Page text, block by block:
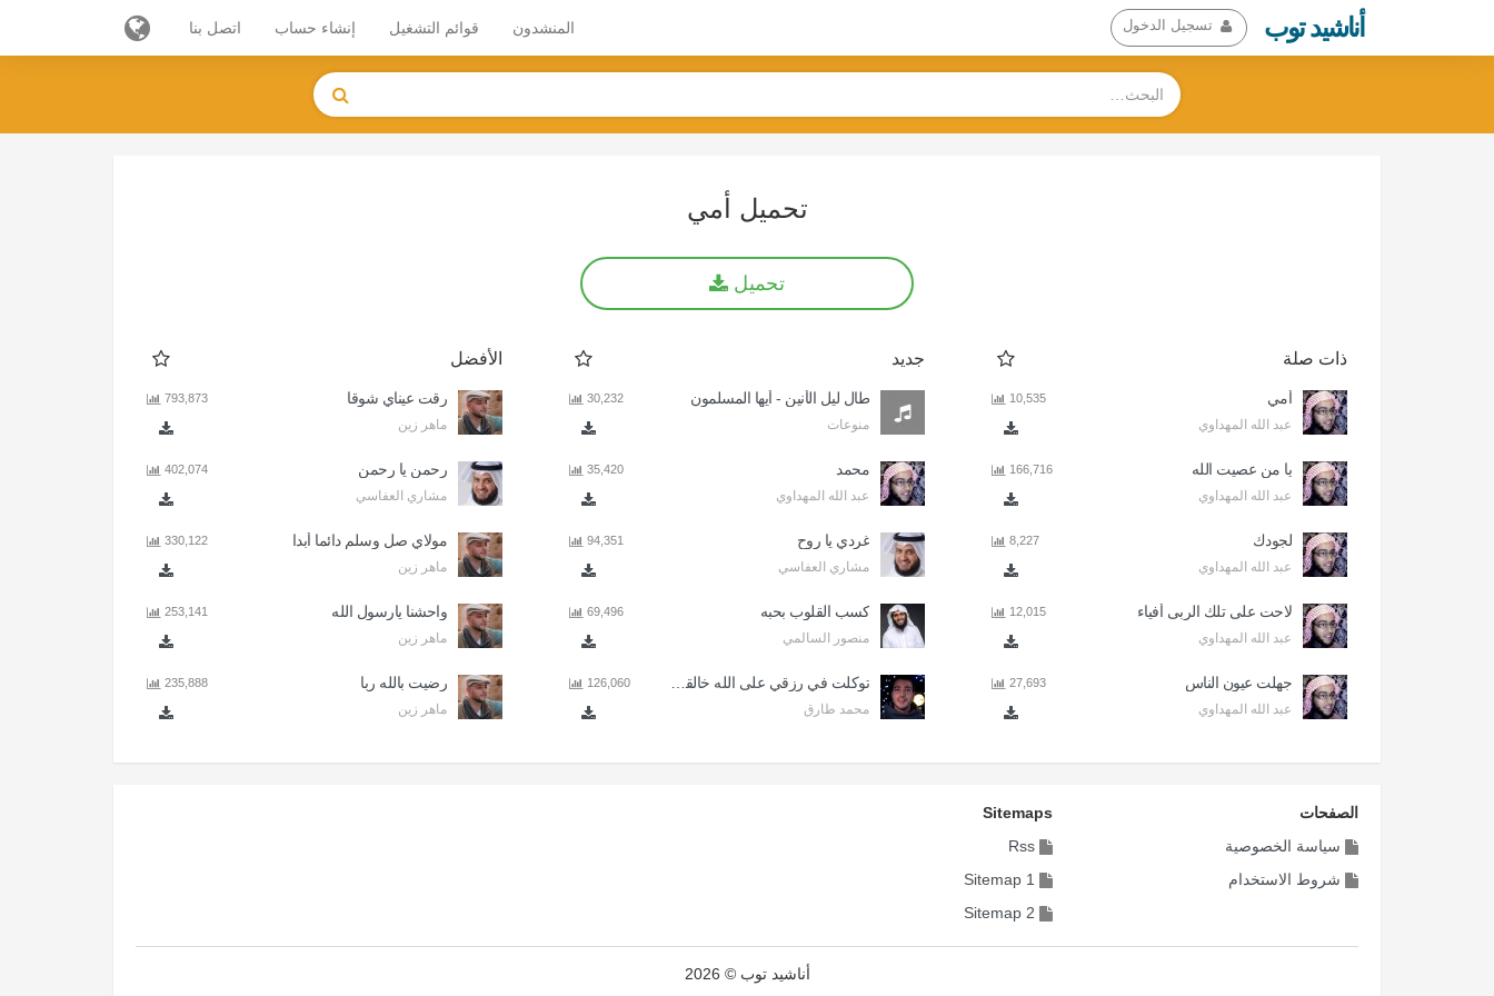
أناشيد توب تسجيل الدخول المنشدون قوائم التشغيل إنشاء حساب اتصل بنا
تحميل أمي
تحميل
ذات صلة
أمي
عبد الله المهداوي
10,535
يا من عصيت الله
عبد الله المهداوي
166,716
لجودك
عبد الله المهداوي
8,227
لاحت على تلك الربى أفياء
عبد الله المهداوي
12,015
جهلت عيون الناس
عبد الله المهداوي
27,693
جديد
طال ليل الأنين - أيها المسلمون
منوعات
30,232
محمد
عبد الله المهداوي
35,420
غردي يا روح
مشاري العفاسي
94,351
كسب القلوب بحبه
منصور السالمي
69,496
محمد طارق
126,060
الأفضل
رقت عيناي شوقا
ماهر زين
793,873
رحمن يا رحمن
مشاري العفاسي
402,074
مولاي صل وسلم دائما أبدا
ماهر زين
330,122
واحشنا يارسول الله
ماهر زين
253,141
رضيت بالله ربا
ماهر زين
235,888
الصفحات
سياسة الخصوصية
شروط الاستخدام
Sitemaps
Rss
Sitemap 1
Sitemap 2
أناشيد توب © 2026